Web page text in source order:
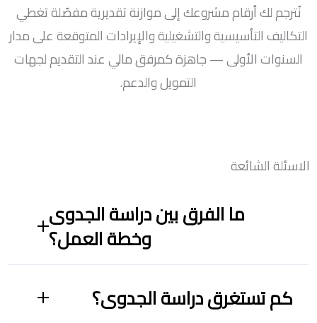
نُترجم لك أرقام مشروعك إلى موازنة تقديرية مفصّلة تغطي
التكاليف التأسيسية والتشغيلية والإيرادات المتوقعة على مدار
السنوات الأولى — جاهزة كمرفق مالي عند التقديم لجهات
التمويل والدعم.
الاسئلة الشائعة
ما الفرق بين دراسة الجدوى
وخطة العمل؟
كم تستغرق دراسة الجدوى؟